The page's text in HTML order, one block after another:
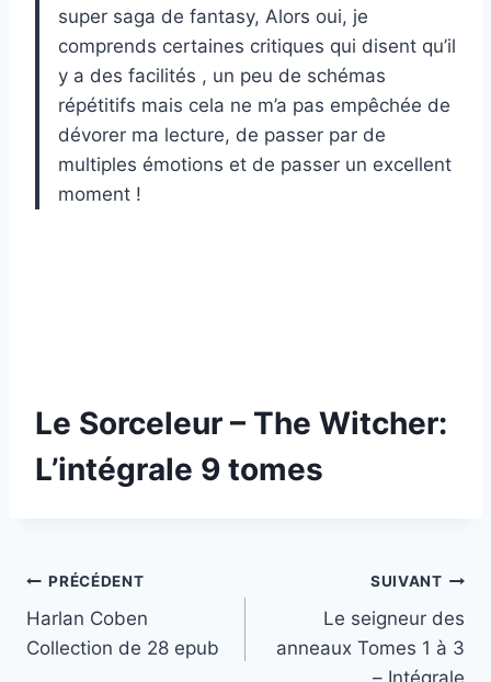
super saga de fantasy, Alors oui, je
comprends certaines critiques qui disent qu’il
y a des facilités , un peu de schémas
répétitifs mais cela ne m’a pas empêchée de
dévorer ma lecture, de passer par de
multiples émotions et de passer un excellent
moment !
Le Sorceleur – The Witcher:
L’intégrale 9 tomes
Navigation
de
PRÉCÉDENT
Harlan Coben
Collection de 28 epub
SUIVANT
Le seigneur des
anneaux Tomes 1 à 3